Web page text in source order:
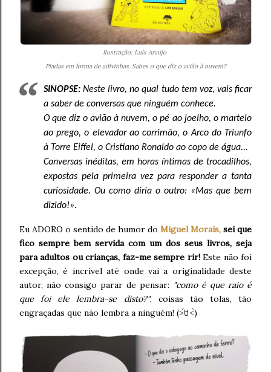
Ilustração: Luís Araújo
Piadas em forma de adivinhas. Sabes o que diz o avião à nuvem?
SINOPSE:Neste livro, no qual tudo tem voz, vais ficar
a saber de conversas que ninguém conhece.
O que diz o avião à nuvem, o pé ao joelho, o martelo
ao prego, o elevador ao corrimão, o Arco do Triunfo
à Torre Eiffel, o Cristiano Ronaldo ao copo de água...
Conversas inéditas, em horas íntimas de trocadilhos,
expostas pela primeira vez para responder a tanta
curiosidade. Ou como diria o outro: «Mas que bem
dizido!».
Eu ADORO o sentido de humor do Miguel Morais, sei que
fico sempre bem servida com um dos seus livros, seja
para adultos ou crianças, faz-me sempre rir!Este não foi
excepção, é incrível até onde vai a originalidade deste
autor, não consigo parar de pensar: "como é que raio é
que foi ele lembra-se disto?", coisas tão tolas, tão
engraçadas que não lembra a ninguém! (˃́ꇴ˂̀)